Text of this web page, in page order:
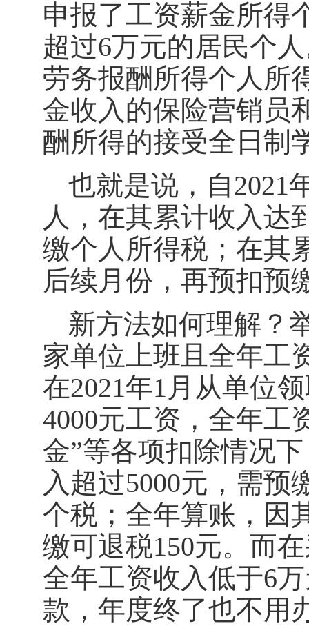
申报了工资薪金所得
超过6万元的居民个
劳务报酬所得个人所
金收入的保险营销员
酬所得的接受全日制
也就是说，自2021
人，在其累计收入达
缴个人所得税；在其
后续月份，再预扣预
新方法如何理解？
家单位上班且全年工
在2021年1月从单位
4000元工资，全年工
金”等各项扣除情况
入超过5000元，需预
个税；全年算账，因
缴可退税150元。而
全年工资收入低于6
款，年度终了也不用